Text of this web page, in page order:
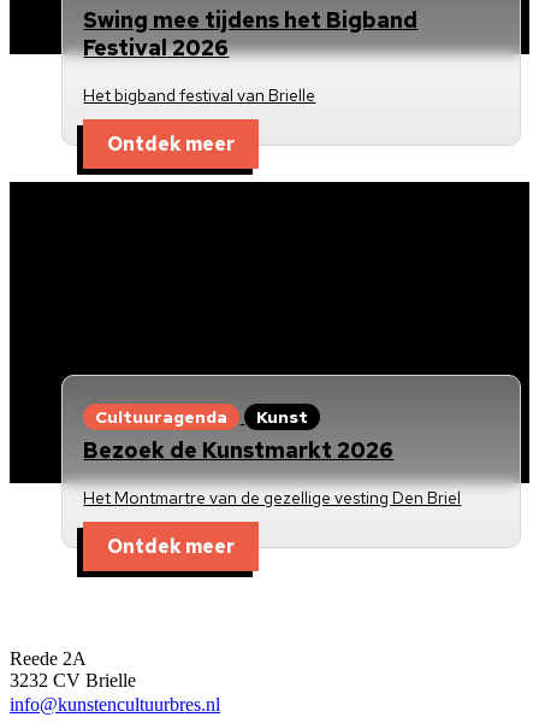
Swing mee tijdens het Bigband
Festival 2026
Het bigband festival van Brielle
Ontdek meer
Cultuuragenda Kunst
Bezoek de Kunstmarkt 2026
Het Montmartre van de gezellige vesting Den Briel
Ontdek meer
Reede 2A
3232 CV Brielle
info@kunstencultuurbres.nl